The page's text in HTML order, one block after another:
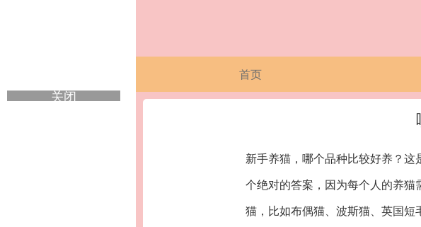
首页
新手养猫，哪个品种比较好养？
个绝对的答案，因为每个人的养
猫，比如布偶猫、波斯猫、英国短
关闭